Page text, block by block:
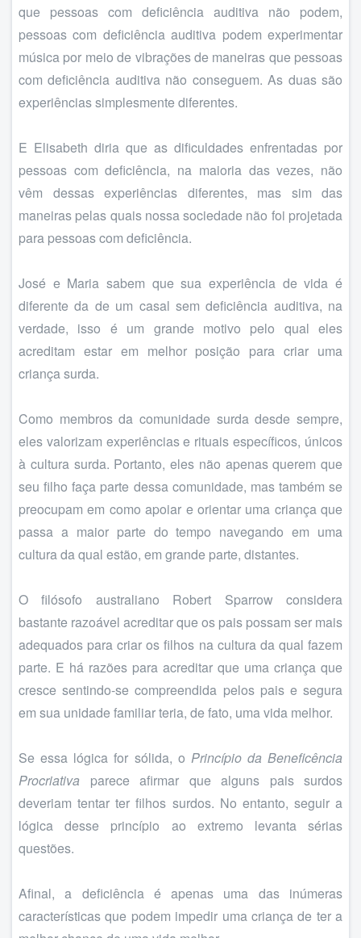
que pessoas com deficiência auditiva não podem,
pessoas com deficiência auditiva podem experimentar
música por meio de vibrações de maneiras que pessoas
com deficiência auditiva não conseguem. As duas são
experiências simplesmente diferentes.
E Elisabeth diria que as dificuldades enfrentadas por
pessoas com deficiência, na maioria das vezes, não
vêm dessas experiências diferentes, mas sim das
maneiras pelas quais nossa sociedade não foi projetada
para pessoas com deficiência.
José e Maria sabem que sua experiência de vida é
diferente da de um casal sem deficiência auditiva, na
verdade, isso é um grande motivo pelo qual eles
acreditam estar em melhor posição para criar uma
criança surda.
Como membros da comunidade surda desde sempre,
eles valorizam experiências e rituais específicos, únicos
à cultura surda. Portanto, eles não apenas querem que
seu filho faça parte dessa comunidade, mas também se
preocupam em como apoiar e orientar uma criança que
passa a maior parte do tempo navegando em uma
cultura da qual estão, em grande parte, distantes.
O filósofo australiano Robert Sparrow considera
bastante razoável acreditar que os pais possam ser mais
adequados para criar os filhos na cultura da qual fazem
parte. E há razões para acreditar que uma criança que
cresce sentindo-se compreendida pelos pais e segura
em sua unidade familiar teria, de fato, uma vida melhor.
Se essa lógica for sólida, o Princípio da Beneficência
Procriativa parece afirmar que alguns pais surdos
deveriam tentar ter filhos surdos. No entanto, seguir a
lógica desse princípio ao extremo levanta sérias
questões.
Afinal, a deficiência é apenas uma das inúmeras
características que podem impedir uma criança de ter a